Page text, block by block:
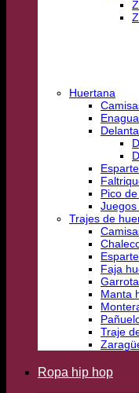
Huertana
Pico
Trajes de
Faja
Manta
Traje
Ropa hip hop